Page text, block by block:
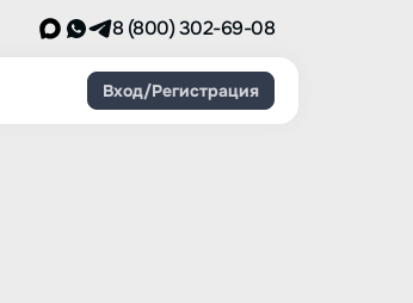
8 (800) 302-69-08
Вход/Регистрация